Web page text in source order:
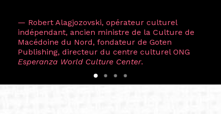
— Robert Alagjozovski, opérateur culturel
indépendant, ancien ministre de la Culture de
Macédoine du Nord, fondateur de Goten
Publishing, directeur du centre culturel ONG
Esperanza World Culture Center.